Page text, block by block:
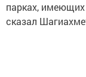
парках, имеющих
сказал